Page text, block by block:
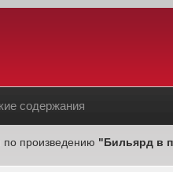
содержания
произведению "Бильярд в